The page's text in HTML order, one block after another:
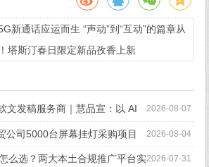
新通话应运而生 “声动”到“互动”的篇章从
塔斯汀春日限定新品孜香上新
2026-08-07
文发稿服务商｜慧品宣：以 AI
2026-08-04
公司5000台屏幕挂灯采购项目
2026-07-31
么选？两大本土合规推广平台实